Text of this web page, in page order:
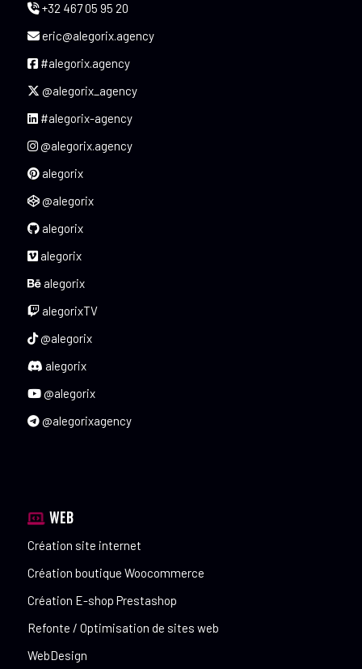
+32 467 05 95 20
eric@alegorix.agency
#alegorix.agency
@alegorix_agency
#alegorix-agency
@alegorix.agency
alegorix
@alegorix
alegorix
alegorix
alegorix
alegorixTV
@alegorix
alegorix
@alegorix
@alegorixagency
WEB
Création site internet
Création boutique Woocommerce
Création E-shop Prestashop
Refonte / Optimisation de sites web
WebDesign